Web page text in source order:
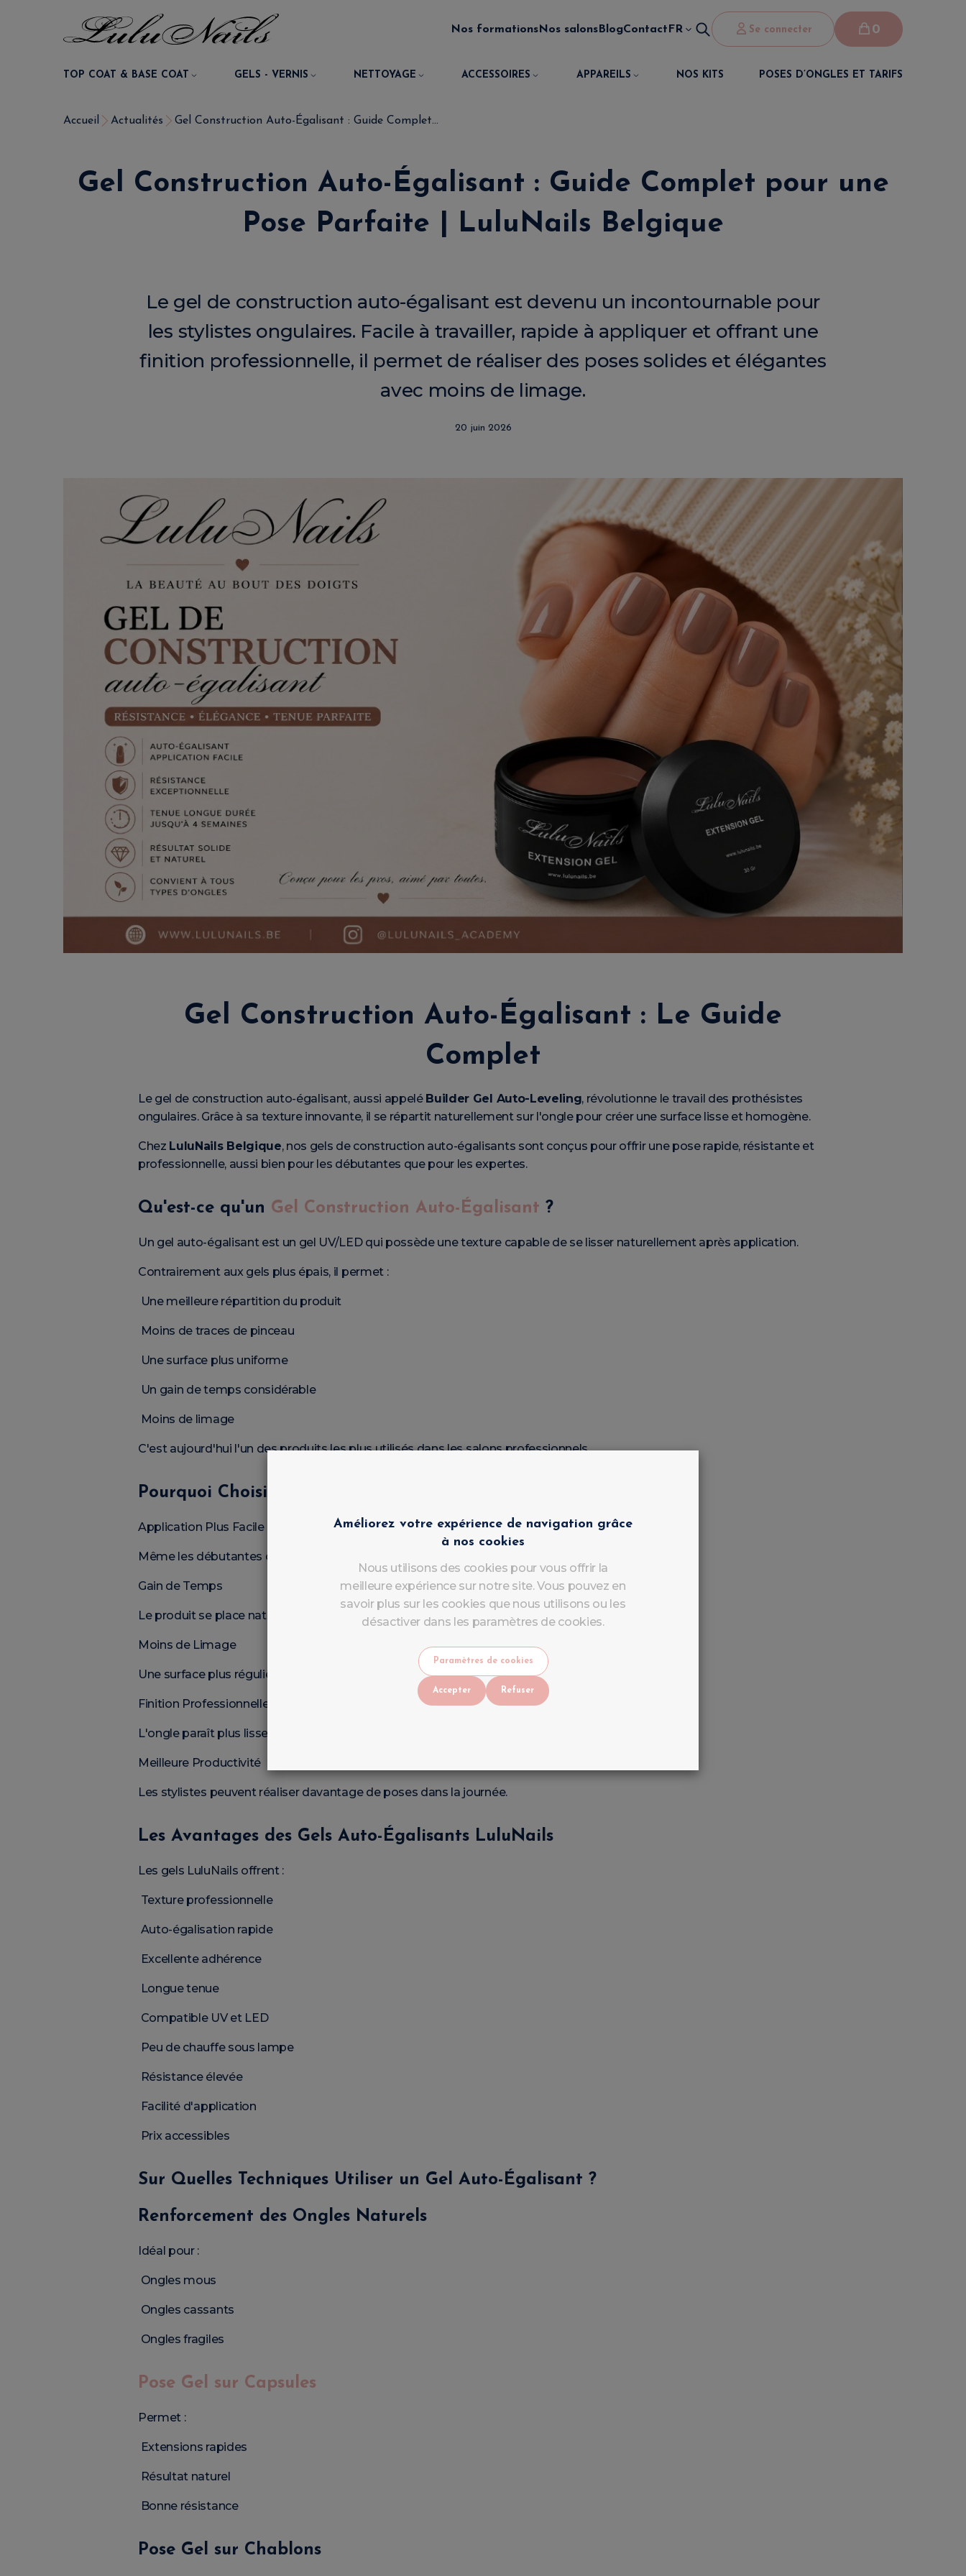
Nos formationsNos salons BlogContact FR Se connecter 0
TOP COAT & BASE COAT GELS - VERNIS NETTOYAGE ACCESSOIRES APPAREILS NOS KITS POSES D’ONGLES ET TARIFS
Accueil Actualités Gel Construction Auto-Égalisant : Guide Complet...
Gel Construction Auto-Égalisant : Guide Complet pour une
Pose Parfaite | LuluNails Belgique
Le gel de construction auto-égalisant est devenu un incontournable pour
les stylistes ongulaires. Facile à travailler, rapide à appliquer et offrant une
finition professionnelle, il permet de réaliser des poses solides et élégantes
avec moins de limage.
20 juin 2026
Gel Construction Auto-Égalisant : Le Guide
Complet
Le gel de construction auto-égalisant, aussi appelé Builder Gel Auto-Leveling, révolutionne le travail des prothésistes
ongulaires. Grâce à sa texture innovante, il se répartit naturellement sur l'ongle pour créer une surface lisse et homogène.
Chez LuluNails Belgique, nos gels de construction auto-égalisants sont conçus pour offrir une pose rapide, résistante et
professionnelle, aussi bien pour les débutantes que pour les expertes.
Qu'est-ce qu'un Gel Construction Auto-Égalisant ?
Un gel auto-égalisant est un gel UV/LED qui possède une texture capable de se lisser naturellement après application.
Contrairement aux gels plus épais, il permet :
Une meilleure répartition du produit
Moins de traces de pinceau
Une surface plus uniforme
Un gain de temps considérable
Moins de limage
C'est aujourd'hui l'un des produits les plus utilisés dans les salons professionnels.
Pourquoi Choisir un
Application Plus Facile
Même les débutantes obtiennent rapidement un résultat professionnel.
Gain de Temps
Le produit se place naturellement et réduit les corrections.
Moins de Limage
Une surface plus régulière signifie moins de travail après catalysation.
Finition Professionnelle
L'ongle paraît plus lisse et plus élégant.
Meilleure Productivité
Les stylistes peuvent réaliser davantage de poses dans la journée.
Les Avantages des Gels Auto-Égalisants LuluNails
Les gels LuluNails offrent :
Texture professionnelle
Auto-égalisation rapide
Excellente adhérence
Longue tenue
Compatible UV et LED
Peu de chauffe sous lampe
Résistance élevée
Facilité d'application
Prix accessibles
Sur Quelles Techniques Utiliser un Gel Auto-Égalisant ?
Renforcement des Ongles Naturels
Idéal pour :
Ongles mous
Ongles cassants
Ongles fragiles
Pose Gel sur Capsules
Permet :
Extensions rapides
Résultat naturel
Bonne résistance
Pose Gel sur Chablons
Améliorez votre expérience de navigation grâce
à nos cookies
Nous utilisons des cookies pour vous offrir la
meilleure expérience sur notre site. Vous pouvez en
savoir plus sur les cookies que nous utilisons ou les
désactiver dans les paramètres de cookies.
Paramètres de cookies
Accepter Refuser